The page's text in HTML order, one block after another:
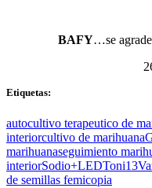
BAFY…se
Etiquetas:
autocultivo terapeutico de
interiorcultivo de marihuana
marihuanaseguimiento
interiorSodio+LEDToni13
de semillas femicopia